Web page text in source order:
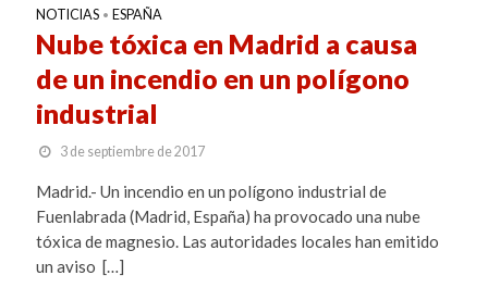
NOTICIAS • ESPAÑA
Nube tóxica en Madrid a causa
de un incendio en un polígono
industrial
3 de septiembre de 2017
Madrid.- Un incendio en un polígono industrial de
Fuenlabrada (Madrid, España) ha provocado una nube
tóxica de magnesio. Las autoridades locales han emitido
un aviso […]